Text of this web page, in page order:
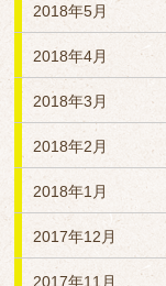
2018年5月
2018年4月
2018年3月
2018年2月
2018年1月
2017年12月
2017年11月